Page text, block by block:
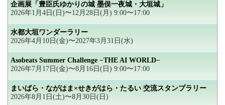
企画展「豊臣氏ゆかりの城 墨俣一夜城・大垣城」
2026年1月4日(日)〜12月28日(月) 9:00〜17:00
水都大垣ワンダーラリー
2026年4月10日(金)〜2027年3月31日(水)
Asobeats Summer Challenge −THE AI WORLD−
2026年7月17日(金)〜8月16日(日) 9:00〜17:00
まいばら・ながはま×せきがはら・たるい 交流スタンプラリー
2026年8月1日(土)〜8月30日(日)